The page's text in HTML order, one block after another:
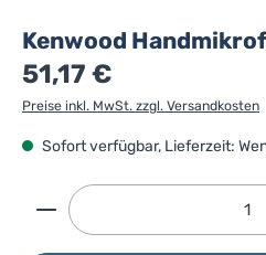
Kenwood
51,17 €
Preise inkl. MwSt. zzgl. Versandkosten
Sofort verfügbar, Lieferzeit:
Produkt Anzahl: Gib